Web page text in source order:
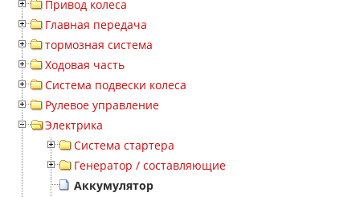
Привод колеса
Главная передача
тормозная система
Ходовая часть
Система подвески колеса
Рулевое управление
Электрика
Система стартера
Генератор / составляющие
Аккумулятор